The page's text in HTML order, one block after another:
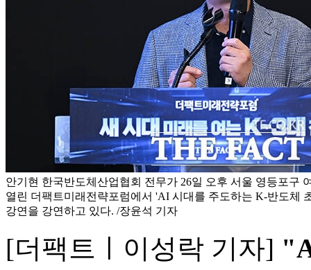
안기현 한국반도체산업협회 전무가 26일 오후 서울 영등포구
열린 더팩트미래전략포럼에서 'AI 시대를 주도하는 K-반도체
강연을 강연하고 있다. /장윤석 기자
[더팩트ㅣ이성락 기자]